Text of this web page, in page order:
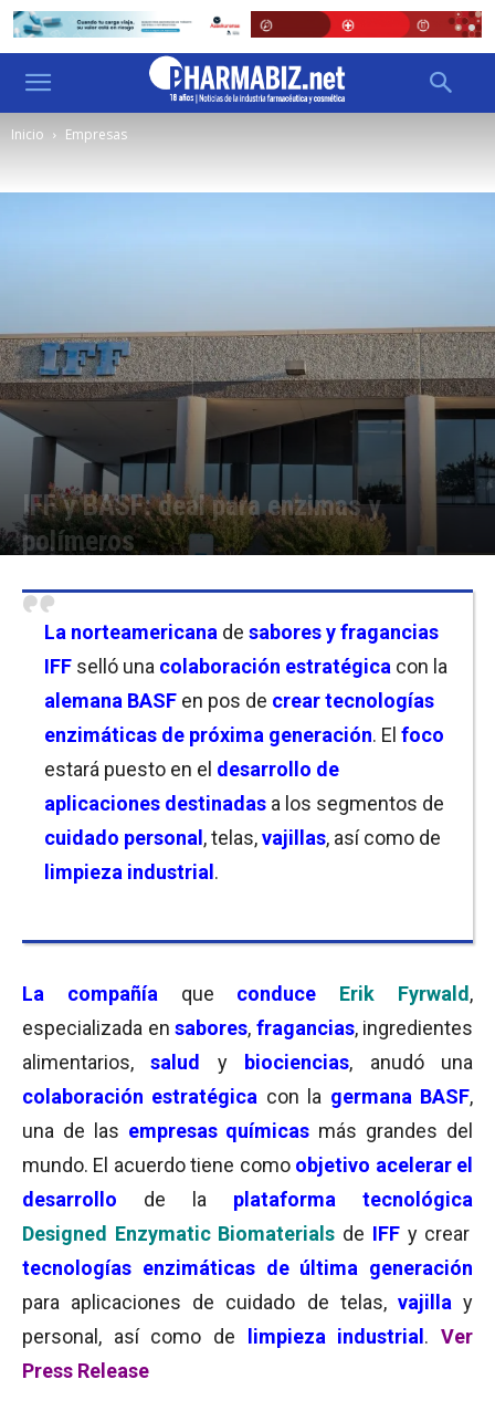
Inicio Empresas
IFF y BASF: deal para enzimas y
polímeros
La norteamericana de sabores y fragancias
IFF selló una colaboración estratégica con la
alemana BASF en pos de crear tecnologías
enzimáticas de próxima generación. El foco
estará puesto en el desarrollo de
aplicaciones destinadas a los segmentos de
cuidado personal , telas,vajillas, así como de
limpieza industrial .
La compañía que conduce Erik Fyrwald ,
especializada en sabores, fragancias, ingredientes
alimentarios, salud ybiociencias, anudó una
colaboración estratégica con la germana BASF,
una de las empresas químicas más grandes del
mundo. El acuerdo tiene comoobjetivo acelerar el
desarrollo de la plataforma tecnológica
Designed Enzymatic Biomaterials de IFFy crear
tecnologías enzimáticas de última generación
para aplicaciones de cuidado de telas, vajilla y
personal, así como de
limpieza industrial .Ver
Press Release